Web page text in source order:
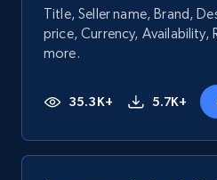
Title, Seller name, Brand,
price, Currency, Availability,
more.
35.3K+ 5.7K+